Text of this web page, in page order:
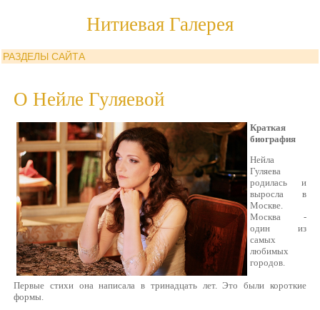
Нитиевая Галерея
РАЗДЕЛЫ САЙТА
О Нейле Гуляевой
Краткая
биография
Нейла
Гуляева
родилась и
выросла в
Москве.
Москва -
один из
самых
любимых
городов.
Первые стихи она написала в тринадцать лет. Это были короткие
формы.